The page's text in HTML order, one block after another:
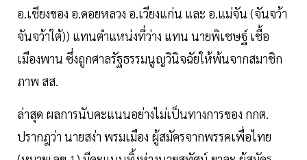
อ.เชียงของ อ.ดอยหลวง อ.เวียงแก่น และ อ.แม่จัน (จันจว้า
จันจว้าใต้)) แทนตำแหน่งที่ว่าง แทน นายพิเชษฐ์ เชื้อ
เมืองพาน ซึ่งถูกศาลรัฐธรรมนูญวินิจฉัยให้พ้นจากสมาชิก
ภาพ สส.
ล่าสุด ผลการนับคะแนนอย่างไม่เป็นทางการของ กกต.
ปรากฎว่า นายสง่า พรมเมือง ผู้สมัครจากพรรคเพื่อไทย